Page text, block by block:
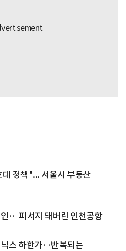
정책"... 서울시 부동산
… 피서지 돼버린 인천공항
스 하한가…반복되는